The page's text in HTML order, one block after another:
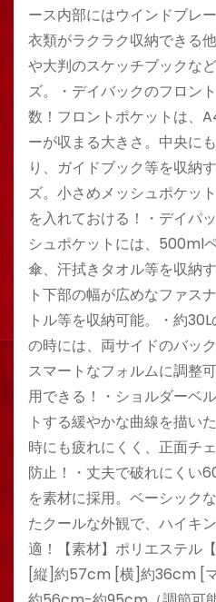
ース内部にはウインドブレ
衣類がラクラク収納できる
や大判のスケッチブックな
ズ。・デイバックのフロン
数！フロントポケットは、
ーが収まる大きさ。中央に
り、ガイドブック等を収納
ズ。小さめメッシュポケッ
を入れておける！・デイパ
シュポケットには、500ml
傘、汗拭きタオル等を収納
ト下部の幅が広めなファス
トル等を収納可能。・約
の時には、両サイドのバッ
スマートなフォルムに調整
用できる！・ショルダーベ
トする緩やかな曲線を描い
時にも疲れにくく、正面チ
防止！・丈夫で破れにくい
を素材に採用。ベーシック
たクールな外観で、ハイキ
適！【素材】ポリエステル
[縦]約57cm [横]約36cm [